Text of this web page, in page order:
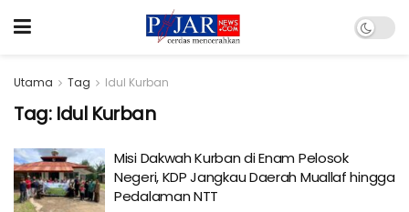
Utama Tag Idul Kurban
Tag: Idul Kurban
Misi Dakwah Kurban di Enam Pelosok
Negeri, KDP Jangkau Daerah Muallaf hingga
Pedalaman NTT